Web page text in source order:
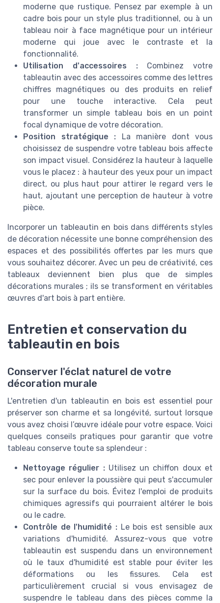
moderne que rustique. Pensez par exemple à un
cadre bois pour un style plus traditionnel, ou à un
tableau noir à face magnétique pour un intérieur
moderne qui joue avec le contraste et la
fonctionnalité.
Utilisation d'accessoires :Combinez votre
tableautin avec des accessoires comme des lettres
chiffres magnétiques ou des produits en relief
pour une touche interactive. Cela peut
transformer un simple tableau bois en un point
focal dynamique de votre décoration.
Position stratégique : La manière dont vous
choisissez de suspendre votre tableau bois affecte
son impact visuel. Considérez la hauteur à laquelle
vous le placez : à hauteur des yeux pour un impact
direct, ou plus haut pour attirer le regard vers le
haut, ajoutant une perception de hauteur à votre
pièce.
Incorporer un tableautin en bois dans différents styles
de décoration nécessite une bonne compréhension des
espaces et des possibilités offertes par les murs que
vous souhaitez décorer. Avec un peu de créativité, ces
tableaux deviennent bien plus que de simples
décorations murales ; ils se transforment en véritables
œuvres d'art bois à part entière.
Entretien et conservation du
tableautin en bois
Conserver l'éclat naturel de votre
décoration murale
L'entretien d'un tableautin en bois est essentiel pour
préserver son charme et sa longévité, surtout lorsque
vous avez choisi l’œuvre idéale pour votre espace. Voici
quelques conseils pratiques pour garantir que votre
tableau conserve toute sa splendeur :
Nettoyage régulier :Utilisez un chiffon doux et
sec pour enlever la poussière qui peut s'accumuler
sur la surface du bois. Évitez l'emploi de produits
chimiques agressifs qui pourraient altérer le bois
ou le cadre.
Contrôle de l'humidité :Le bois est sensible aux
variations d'humidité. Assurez-vous que votre
tableautin est suspendu dans un environnement
où le taux d'humidité est stable pour éviter les
déformations ou les fissures. Cela est
particulièrement crucial si vous envisagez de
suspendre le tableau dans des pièces comme la